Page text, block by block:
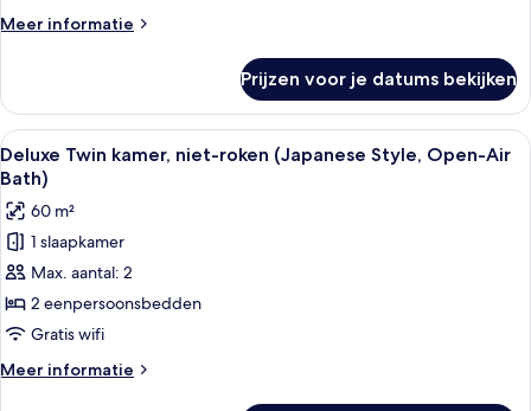
laden
Meer informatie
Meer
suite,
niet-
roken
(SAKURA)
Prijzen voor je datums bekijken
Alle
foto's
voor
Deluxe
Twin
kamer,
niet-
roken
(Japanese
Style,
Een moderne hotelkamer met een
19
Deluxe Twin kamer, niet-roken (Japanese Style, Open-Air
Bath)
60 m²
1 slaapkamer
Max. aantal: 2
2 eenpersoonsbedden
Gratis wifi
Meer informatie
Meer